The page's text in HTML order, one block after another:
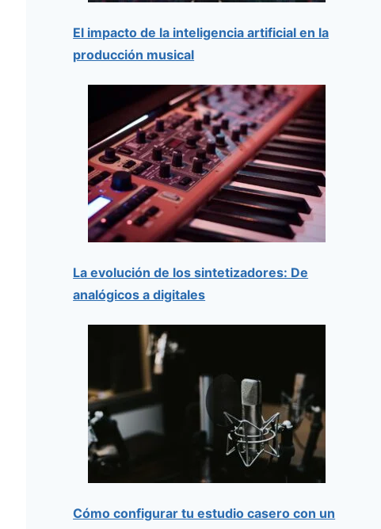
El impacto de la inteligencia artificial en la
producción musical
La evolución de los sintetizadores: De
analógicos a digitales
Cómo configurar tu estudio casero con un